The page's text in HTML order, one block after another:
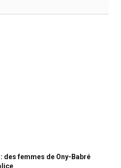
des femmes de Ony-Babré